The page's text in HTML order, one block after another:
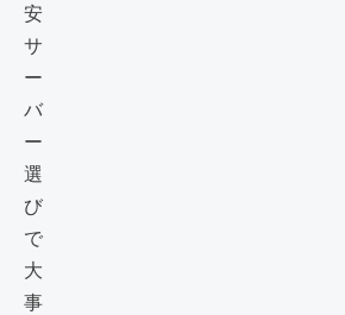
安
サ
ー
バ
ー
選
び
で
大
事